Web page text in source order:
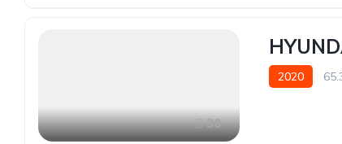
30
2020